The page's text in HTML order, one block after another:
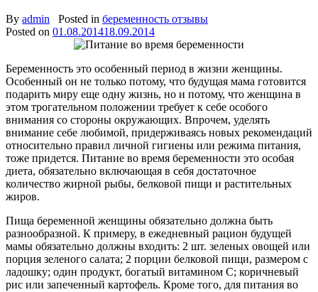
By admin Posted in беременность отзывы
Posted on 01.08.201418.09.2014
Беременность это особенный период в жизни женщины.
Особенный он не только потому, что будущая мама готовится
подарить миру еще одну жизнь, но и потому, что женщина в
этом трогательном положении требует к себе особого
внимания со стороны окружающих. Впрочем, уделять
внимание себе любимой, придерживаясь новых рекомендаций
относительно правил личной гигиены или режима питания,
тоже придется. Питание во время беременности это особая
диета, обязательно включающая в себя достаточное
количество жирной рыбы, белковой пищи и растительных
жиров.
Пища беременной женщины обязательно должна быть
разнообразной. К примеру, в ежедневный рацион будущей
мамы обязательно должны входить: 2 шт. зеленых овощей или
порция зеленого салата; 2 порции белковой пищи, размером с
ладошку; один продукт, богатый витамином С; коричневый
рис или запеченный картофель. Кроме того, для питания во